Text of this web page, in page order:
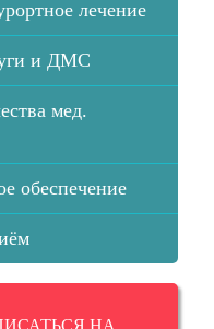
лечение
и ДМС
мед.
обеспечение
НА